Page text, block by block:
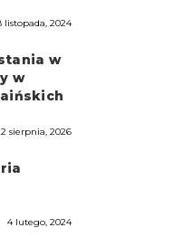
listopada, 2024
w
w
2 sierpnia, 2026
4 lutego, 2024